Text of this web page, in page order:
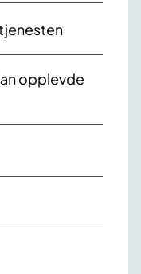
opplevde